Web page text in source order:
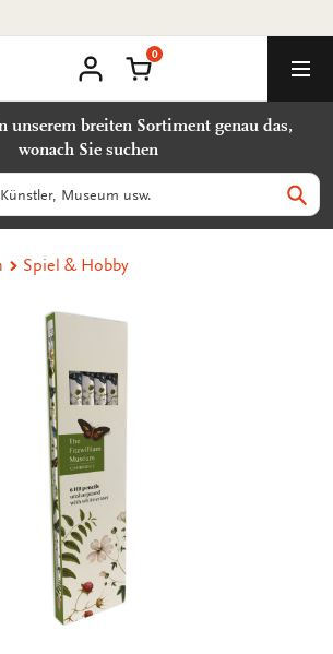
Warenkorb
0
unserem breiten Sortiment genau das,
wonach Sie suchen
Spiel & Hobby